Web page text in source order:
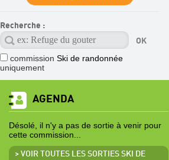
Recherche :
commission Ski de randonnée
uniquement
AGENDA
Désolé, il n'y a pas de sortie à venir pour
cette commission...
> VOIR TOUTES LES SORTIES SKI DE